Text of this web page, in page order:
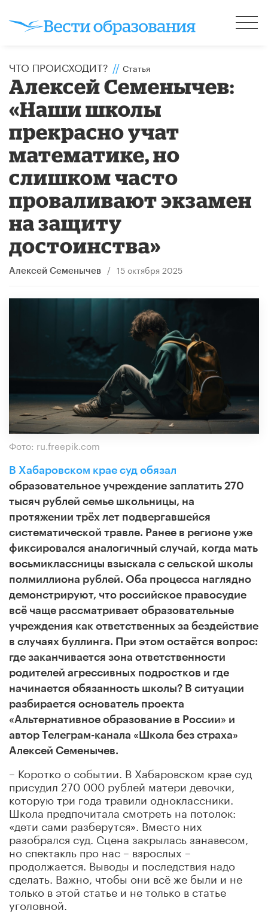
ЧТО ПРОИСХОДИТ? // Статья
Алексей Семенычев:
«Наши школы
прекрасно учат
математике, но
слишком часто
проваливают экзамен
на защиту
достоинства»
​Алексей Семенычев / 15 октября 2025
Фото: ru.freepik.com
В Хабаровском крае суд обязал
образовательное учреждение заплатить 270
тысяч рублей семье школьницы, на
протяжении трёх лет подвергавшейся
систематической травле. Ранее в регионе уже
фиксировался аналогичный случай, когда мать
восьмиклассницы взыскала с сельской школы
полмиллиона рублей. Оба процесса наглядно
демонстрируют, что российское правосудие
всё чаще рассматривает образовательные
учреждения как ответственных за бездействие
в случаях буллинга. При этом остаётся вопрос:
где заканчивается зона ответственности
родителей агрессивных подростков и где
начинается обязанность школы? В ситуации
разбирается основатель проекта
«Альтернативное образование в России» и
автор Телеграм-канала «Школа без страха»
Алексей Семенычев.
– Коротко о событии. В Хабаровском крае суд
присудил 270 000 рублей матери девочки,
которую три года травили одноклассники.
Школа предпочитала смотреть на потолок:
«дети сами разберутся». Вместо них
разобрался суд. Сцена закрылась занавесом,
но спектакль про нас – взрослых –
продолжается. Выводы и последствия надо
сделать. Важно, чтобы они всё же были и не
только в этой статье и не только в статье
уголовной.